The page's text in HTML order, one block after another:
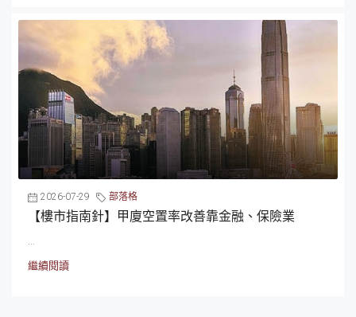
2026-07-29 部落格
【樓市指南針】甲廈空置率改善靠金融、保險業
...
繼續閱讀